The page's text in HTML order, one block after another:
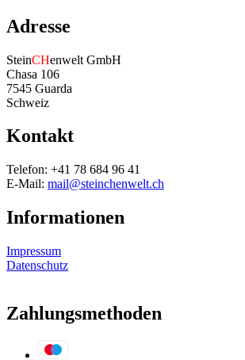
Adresse
SteinCHenwelt GmbH
Chasa 106
7545 Guarda
Schweiz
Kontakt
Telefon: +41 78 684 96 41
E-Mail: mail@steinchenwelt.ch
Informationen
Impressum
Datenschutz
Zahlungsmethoden